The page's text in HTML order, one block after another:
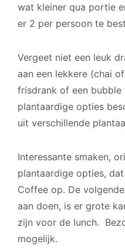
wat kleiner qua portie
er 2 per persoon te
Vergeet niet een leuk
aan een lekkere (chai
frisdrank of een bubble
plantaardige opties
uit verschillende
Interessante smaken,
plantaardige opties, dat
Coffee op. De
aan doen, is er grote
zijn voor de lunch.
mogelijk.